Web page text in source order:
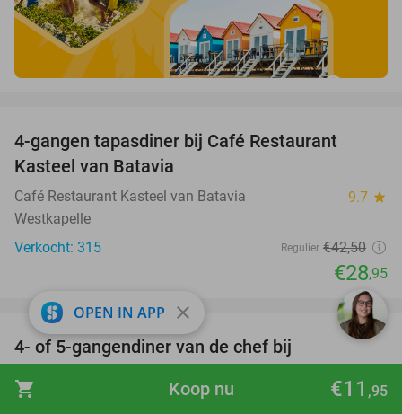
shopping_cart €11 ,95
Koop nu
4-gangen tapasdiner bij Café Restaurant
Kasteel van Batavia
Café Restaurant Kasteel van Batavia 9.7 star
Westkapelle
Verkocht: 315
Regulier €42,50
€28,95
favorite_border
4- of 5-gangendiner van de chef bij
Restaurantje Nummer 7 9.6
OPEN IN APP close